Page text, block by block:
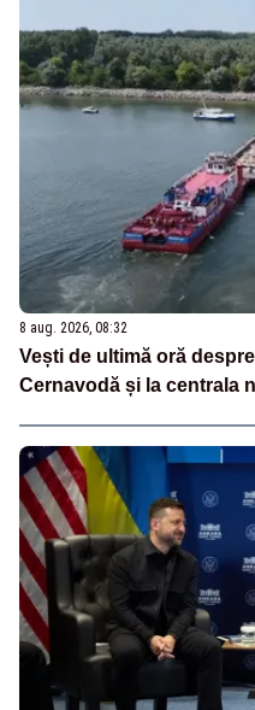
8 aug. 2026, 08:32
Vești de ultimă oră
Cernavodă și la centrala